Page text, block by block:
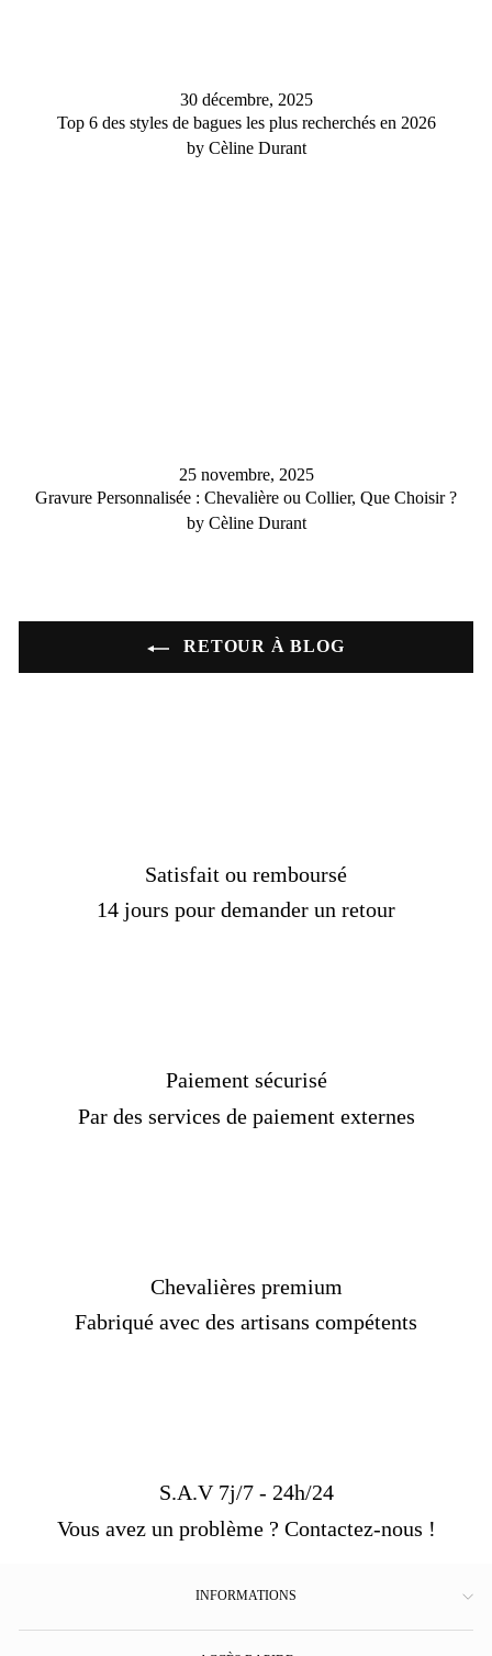
30 décembre, 2025
Top 6 des styles de bagues les plus recherchés en 2026
by Cèline Durant
25 novembre, 2025
Gravure Personnalisée : Chevalière ou Collier, Que Choisir ?
by Cèline Durant
RETOUR À BLOG
Satisfait ou remboursé
14 jours pour demander un retour
Paiement sécurisé
Par des services de paiement externes
Chevalières premium
Fabriqué avec des artisans compétents
S.A.V 7j/7 - 24h/24
Vous avez un problème ? Contactez-nous !
INFORMATIONS